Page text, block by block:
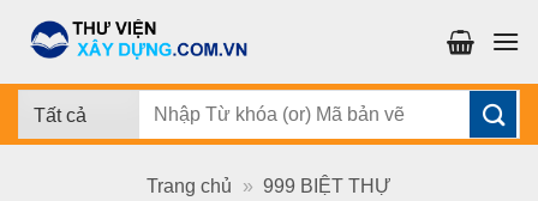
đến
dung
Tìm
Trang chủ » 999 BIỆT THỰ